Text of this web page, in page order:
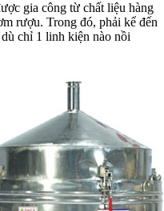
gia công từ chất liệu hàng
rượu. Trong đó, phải kể đến
chỉ 1 linh kiện nào nồi